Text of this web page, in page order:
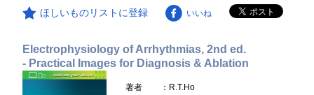
ほしいものリストに登録 いいね
Electrophysiology of Arrhythmias, 2nd ed.
- Practical Images for Diagnosis & Ablation
著者
：R.T.Ho